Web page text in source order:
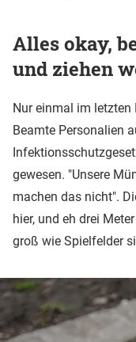
Alles okay,
und ziehen
Nur einmal im
Beamte Personalien
gewesen. "Unsere
machen das nicht".
hier, und eh drei
groß wie Spielfelder